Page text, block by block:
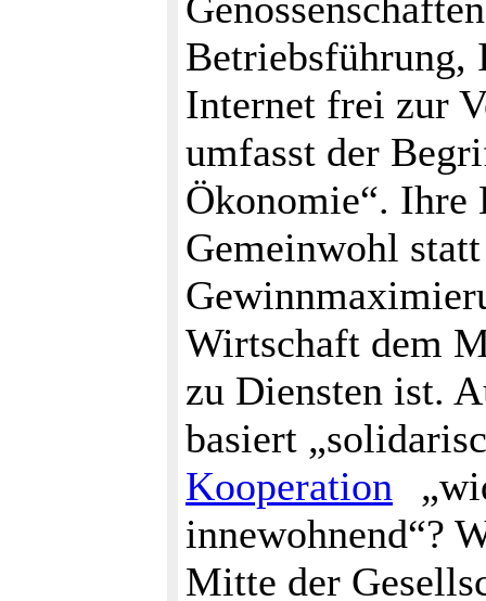
Betriebsführung,
Internet frei zur
umfasst der
Ökonomie“.
Gemeinwohl
Wirtschaft dem
zu Diensten ist.
basiert
Kooperation
innewohnend“?
Mitte der